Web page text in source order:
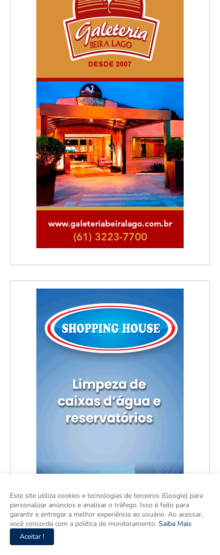
Este site utiliza cookies e tecnologias de terceiros (Google) para
personalizar anúncios e analisar o tráfego. Isso é feito para
garantir e entregar a melhor experiência ao usuário. Ao acessar,
você concorda com a política de monitoramento. Saiba Mais
Aceitar !